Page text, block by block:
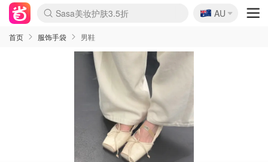
lululemon折扣上新
Sasa美妆护肤3.5折
SSENSE年中2.5折
FreshBeauty好价汇总
Cettire降价+叠9折
WWS Coles超市实拍
viagogo二手票捡漏
Myer超级周末
The Outnet奢牌1折起
David Jones 3折起
Flannels大牌1折
Perfumes Club护肤1折
AMIRO面罩$251
Amazon折扣汇总
eToro入金$200送$50
Amazon数码好物
ICONIC本周7.5折
ThedoubleF高奢地板价
Moose Knuckles 6折
丝芙兰5折起
EUFY摄像头$98
Selenichast首饰2折
Trip机票酒店促销
YSL送5件彩妆礼
Amazon家居好物
Amazon美妆护肤
雅漾大喷$8
过敏原检测盒$33
伊索独家赠50ml沐浴露
科颜氏高保湿面霜$29
SEALIFE海洋馆门票6折
丝塔芙大白罐$16
订阅Newsletter送香薰
Cult Beauty 6.8折
Harrods圣诞日历$525
LN-CC奢牌私促3折
d'Alba空姐喷雾$16
EVE LOM套装£56
Bernardelli独家4折
Adore Beauty 6折起
CT圣诞日历
Mytheresa奢品2.7折
Luxury Escapes 9折
Currentbody美容仪$881
MOON Garden Live
Roborock扫地机$649
Tingo Life水杯$24
Valentino官网5折
CR洗护套装$23
修丽可4件套$159
Myer彩妆2件7折
GANNI官网4.5折
Stylevana韩妆4折
Tessabit高奢8.5折
OGX洗发水$11
Amazon阿德莱德次日达
卡诗8.5折+赠礼
Philips Hue灯具8折
🇦🇺
AU
首页 服饰手袋 男鞋